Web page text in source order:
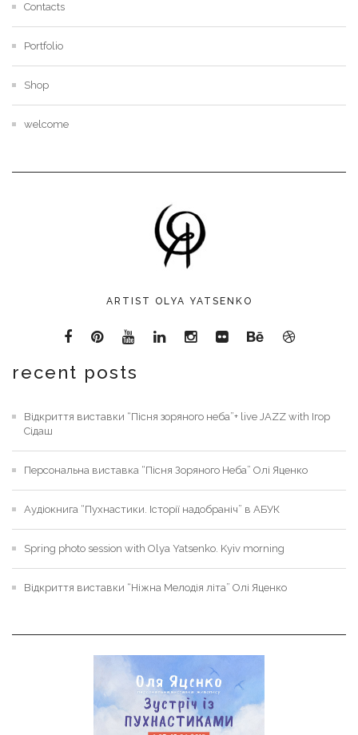
Contacts
Portfolio
Shop
welcome
ARTIST OLYA YATSENKO
recent posts
Відкриття виставки “Пісня зоряного неба”+ live JAZZ with Ігор
Сідаш
Персональна виставка “Пісня Зоряного Неба” Олі Яценко
Аудіокнига “Пухнастики. Історії надобраніч” в АБУК
Spring photo session with Olya Yatsenko. Kyiv morning
Відкриття виставки “Ніжна Мелодія літа” Олі Яценко